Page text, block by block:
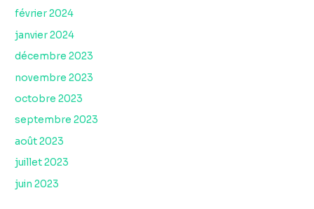
février 2024
janvier 2024
décembre 2023
novembre 2023
octobre 2023
septembre 2023
août 2023
juillet 2023
juin 2023